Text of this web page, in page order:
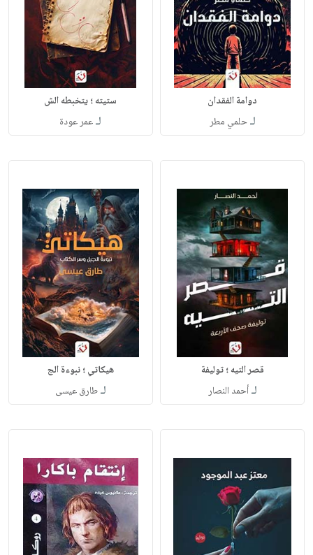
دوامة الفقدان
لـحلمي مطر
ستيته ؛ يتخبطه الش
لـعمر عودة
قصر التيه ؛ توليفة
لـأحمد النصار
هيكاتي ؛ نبوءة الج
لـطارق عيسى